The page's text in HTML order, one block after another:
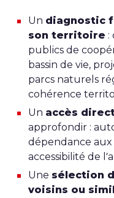
Un diagnostic
son territoire :
publics de
bassin de vie,
parcs naturels
cohérence
Un accès
approfondir :
dépendance aux
accessibilité de
Une sélection
voisins ou